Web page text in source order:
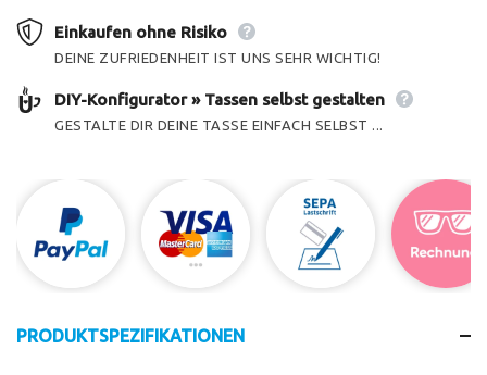
Einkaufen ohne Risiko
DEINE ZUFRIEDENHEIT IST UNS SEHR WICHTIG!
DIY-Konfigurator » Tassen selbst gestalten
GESTALTE DIR DEINE TASSE EINFACH SELBST ...
PRODUKTSPEZIFIKATIONEN